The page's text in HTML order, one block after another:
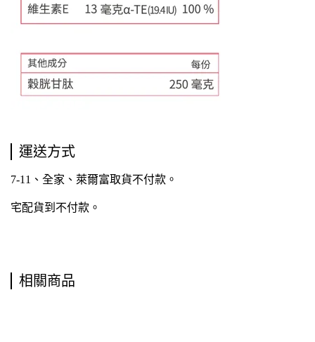
運送方式
7-11、全家、萊爾富取貨不付款。
宅配貨到不付款 。
相關商品